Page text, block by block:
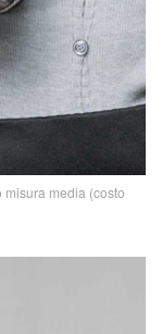
media (costo